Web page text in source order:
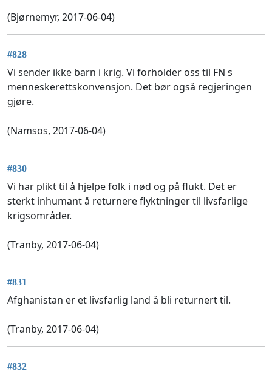
(Bjørnemyr, 2017-06-04)
#828
Vi sender ikke barn i krig. Vi forholder oss til FN s
menneskerettskonvensjon. Det bør også regjeringen
gjøre.
(Namsos, 2017-06-04)
#830
Vi har plikt til å hjelpe folk i nød og på flukt. Det er
sterkt inhumant å returnere flyktninger til livsfarlige
krigsområder.
(Tranby, 2017-06-04)
#831
Afghanistan er et livsfarlig land å bli returnert til.
(Tranby, 2017-06-04)
#832